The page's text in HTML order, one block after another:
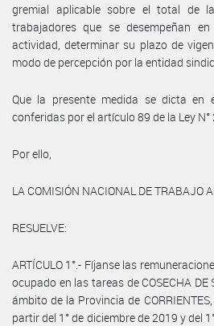
gremial aplicable sobre el total de
trabajadores que se desempeñan
actividad, determinar su plazo de
modo de percepción por la entidad
Que la presente medida se dicta en
conferidas por el artículo 89 de la Ley N°
Por ello,
LA COMISIÓN NACIONAL DE TRABAJO
RESUELVE:
ARTÍCULO 1°.- Fíjanse las
ocupado en las tareas de COSECHA DE
ámbito de la Provincia de
partir del 1° de diciembre de 2019 y del